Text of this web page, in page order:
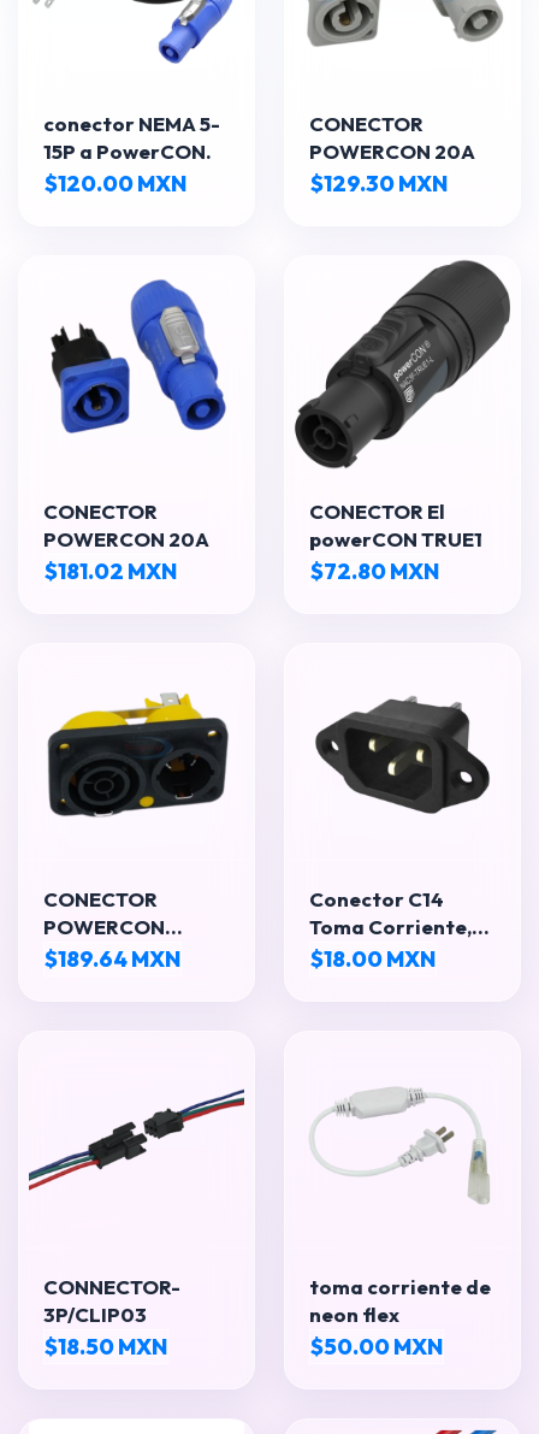
conector NEMA 5-
15P a PowerCON.
$120.00 MXN
CONECTOR
POWERCON 20A
$129.30 MXN
CONECTOR
POWERCON 20A
$181.02 MXN
CONECTOR El
powerCON TRUE1
$72.80 MXN
CONECTOR
POWERCON
16/20A SERIE
$189.64 MXN
Conector C14
Toma Corriente,
Entrada de
$18.00 MXN
CONNECTOR-
3P/CLIP03
$18.50 MXN
toma corriente de
neon flex
$50.00 MXN